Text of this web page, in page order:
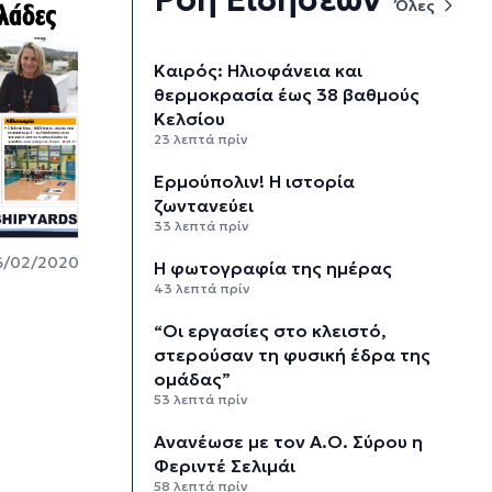
02/2020
Όλες
Καιρός: Ηλιοφάνεια και
θερμοκρασία έως 38 βαθμούς
Κελσίου
23 λεπτά πρίν
Ερμούπολιν! Η ιστορία
ζωντανεύει
33 λεπτά πρίν
Η φωτογραφία της ημέρας
43 λεπτά πρίν
“Οι εργασίες στο κλειστό,
στερούσαν τη φυσική έδρα της
ομάδας”
53 λεπτά πρίν
Ανανέωσε με τον Α.Ο. Σύρου η
Φεριντέ Σελιμάι
58 λεπτά πρίν